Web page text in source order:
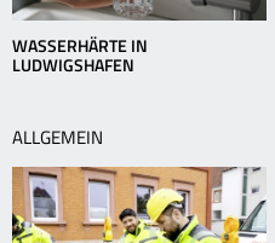
WASSERHÄRTE IN
LUDWIGSHAFEN
ALLGEMEIN